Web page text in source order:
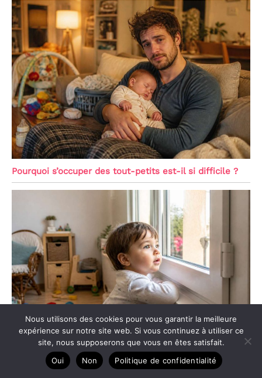
Pourquoi s’occuper des tout-petits est-il si difficile ?
Les demandes fréquentes de votre enfant
Nous utilisons des cookies pour vous garantir la meilleure
expérience sur notre site web. Si vous continuez à utiliser ce
site, nous supposerons que vous en êtes satisfait.
Oui
Non Politique de confidentialité